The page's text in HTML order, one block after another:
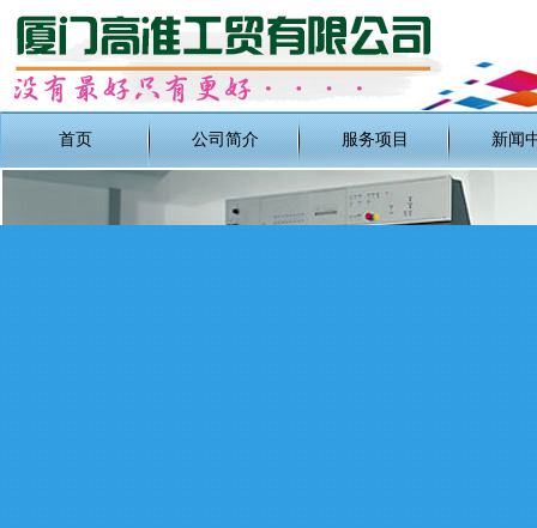
首页 公司简介 服务项目 新闻